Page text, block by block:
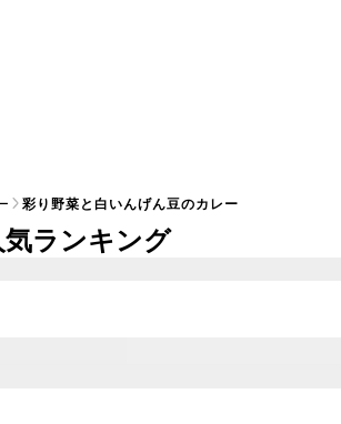
彩り野菜と白いんげん豆のカレー
気ランキング